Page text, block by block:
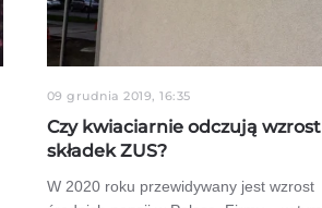
09 grudnia 2019, 16:35
Czy kwiaciarnie odczują wzrost
składek ZUS?
W 2020 roku przewidywany jest wzrost